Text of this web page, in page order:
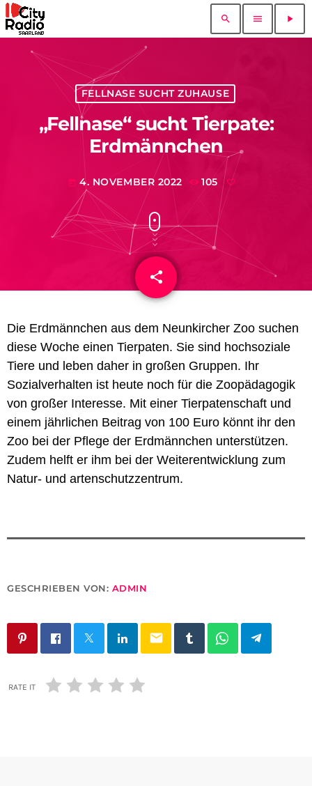
search menu play_arrow
FELLNASE SUCHT ZUHAUSE
„Fellnase“ sucht Tierpate:
Erdmännchen
today 4. NOVEMBER 2022 105
share
email
Die Erdmännchen aus dem Neunkircher Zoo suchen
diese Woche einen Tierpaten. Sie sind hochsoziale
Tiere und leben daher in großen Gruppen. Ihr
Sozialverhalten ist heute noch für die Zoopädagogik
von großer Interesse. Mit einer Tierpatenschaft und
einem jährlichen Beitrag von 100 Euro könnt ihr den
Zoo bei der Pflege der Erdmännchen unterstützen.
Zudem helft er ihm bei der Weiterentwicklung zum
Natur- und artenschutzzentrum.
GESCHRIEBEN VON: ADMIN
email
RATE IT